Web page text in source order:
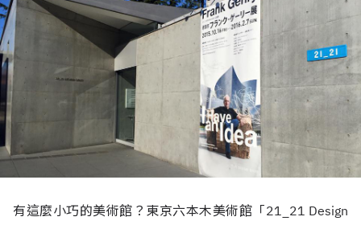
有這麼小巧的美術館？東京六本木美術館「21_21 Design